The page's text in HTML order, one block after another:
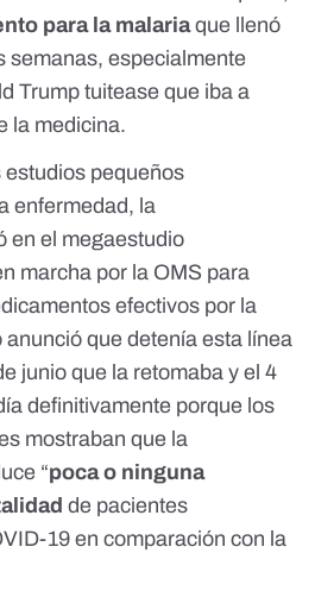
para la malariaque llenó
semanas, especialmente
Trump tuitease que iba a
la medicina.
pequeños
enfermedad, la
en el megaestudio
marcha por la OMS para
efectivos por la
anunció que detenía esta línea
junio que la retomaba y el 4
definitivamente porque los
mostraban que la
“poca o ninguna
de pacientes
19 en comparación con la